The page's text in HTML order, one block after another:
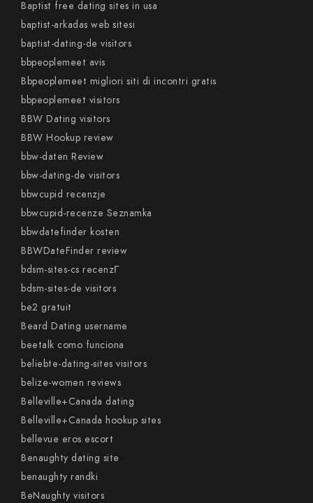
Baptist free dating sites in usa
baptist-arkadas web sitesi
baptist-dating-de visitors
bbpeoplemeet avis
Bbpeoplemeet migliori siti di incontri gratis
bbpeoplemeet visitors
BBW Dating visitors
BBW Hookup review
bbw-daten Review
bbw-dating-de visitors
bbwcupid recenzje
bbwcupid-recenze Seznamka
bbwdatefinder kosten
BBWDateFinder review
bdsm-sites-cs recenzГ­
bdsm-sites-de visitors
be2 gratuit
Beard Dating username
beetalk como funciona
beliebte-dating-sites visitors
belize-women reviews
Belleville+Canada dating
Belleville+Canada hookup sites
bellevue eros escort
Benaughty dating site
benaughty randki
BeNaughty visitors